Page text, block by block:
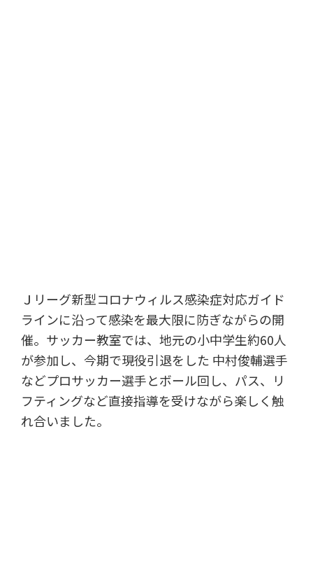
Ｊリーグ新型コロナウィルス感染症対応ガイド
ラインに沿って感染を最大限に防ぎながらの開
催。サッカー教室では、地元の小中学生約60人
が参加し、今期で現役引退をした 中村俊輔選手
などプロサッカー選手とボール回し、パス、リ
フティングなど直接指導を受けながら楽しく触
れ合いました。